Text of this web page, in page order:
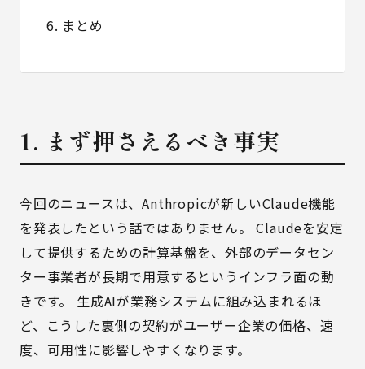
6. まとめ
1. まず押さえるべき事実
今回のニュースは、Anthropicが新しいClaude機能
を発表したという話ではありません。 Claudeを安定
して提供するための計算基盤を、外部のデータセン
ター事業者が長期で用意するというインフラ面の動
きです。 生成AIが業務システムに組み込まれるほ
ど、こうした裏側の契約がユーザー企業の価格、速
度、可用性に影響しやすくなります。